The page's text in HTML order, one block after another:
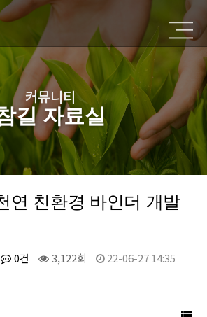
커뮤니티
길 자료실
연 친환경 바인더 개발
0건 3,122회 22-06-27 14:35